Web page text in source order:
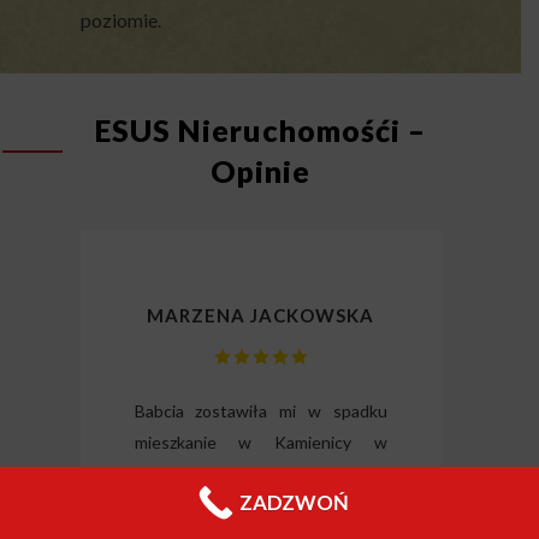
poziomie.
ESUS Nieruchomośći –
Opinie
MARZENA JACKOWSKA
Babcia zostawiła mi w spadku
mieszkanie w Kamienicy w
centrum Łodzi. Mimo że było do
generalnego remontu to
ZADZWOŃ